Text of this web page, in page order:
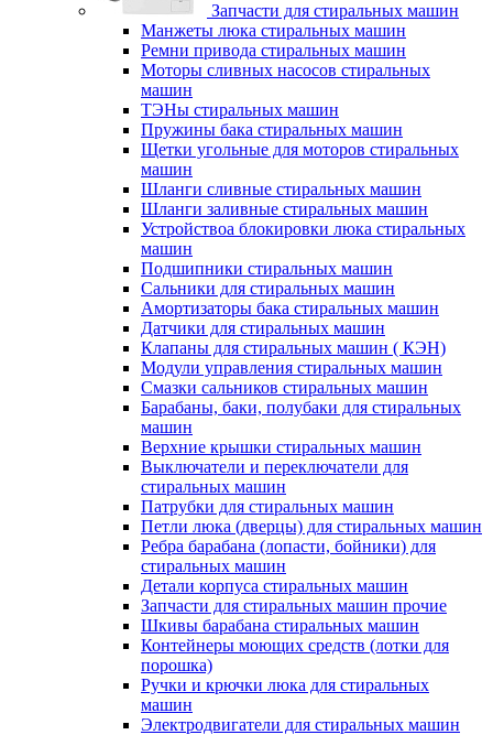
Запчасти для стиральных машин
Манжеты люка стиральных машин
Ремни привода стиральных машин
Моторы сливных насосов стиральных
машин
ТЭНы стиральных машин
Пружины бака стиральных машин
Щетки угольные для моторов стиральных
машин
Шланги сливные стиральных машин
Шланги заливные стиральных машин
Устройствоа блокировки люка стиральных
машин
Подшипники стиральных машин
Сальники для стиральных машин
Амортизаторы бака стиральных машин
Датчики для стиральных машин
Клапаны для стиральных машин ( КЭН)
Модули управления стиральных машин
Смазки сальников стиральных машин
Барабаны, баки, полубаки для стиральных
машин
Верхние крышки стиральных машин
Выключатели и переключатели для
стиральных машин
Патрубки для стиральных машин
Петли люка (дверцы) для стиральных машин
Ребра барабана (лопасти, бойники) для
стиральных машин
Детали корпуса стиральных машин
Запчасти для стиральных машин прочие
Шкивы барабана стиральных машин
Контейнеры моющих средств (лотки для
порошка)
Ручки и крючки люка для стиральных
машин
Электродвигатели для стиральных машин